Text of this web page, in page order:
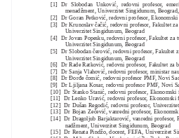
[1] Dr Slobodan Unković, redovni profesor,
menadžment, Univerzitet Singidunum,
[2] Dr Goran Petković, redovni profesor,
[3] Dr Krunoslav čačić, redovni profesor, Fakultet
Univerzitet Singidunum, Beograd
[4] Dr Jovan Popesku, redovni profesor, Fakultet za
Univerzitet Singidunum, Beograd
[5] Dr Slobodan čerović, redovni profesor, Fakultet
Univerzitet Singidunum, Beograd
[6] Dr Rade Ratković, redovni profesor, Fakultet za
[7] Dr Sanja Vlahović, redovni profesor, ministar
[8] Dr Đorđe čomić, redovni profesor PMF, Novi
[9] Dr Ljiljana Kosar, redovni profesor PMF, Novi
[10] Dr Stanko Stanić, redovni profesor, Ekonomski
[11] Dr Lenko Uravić, redovni profesor, Ekonomski
[12] Dr Dušan Regodić, redovni profesor,
[13] Dr Bojan Zečević, vanredni profesor,
[14] Dr Dragoljub Barjaktarović, vanredni profesor,
nadžment, Univerzitet Singidunum, Beograd
[15] Dr Renata Pindžo, docent, FEFA, Univerzitet